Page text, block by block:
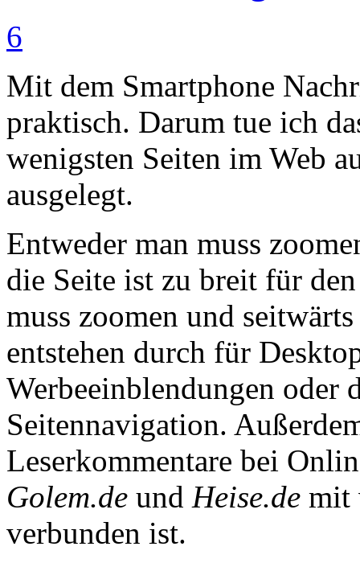
6
Mit dem Smartphone
praktisch. Darum tue ich
wenigsten Seiten im Web
ausgelegt.
Entweder man muss
die Seite ist zu breit für
muss zoomen und
entstehen durch für
Werbeeinblendungen oder
Seitennavigation.
Leserkommentare bei
Golem.de und Heise.de mit
verbunden ist.